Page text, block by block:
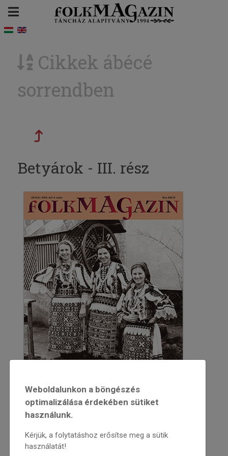
Cikkek ábécé
sorrendben
Betyárok - III. rész
2016
2016/4
Weboldalunkon a böngészés
optimalizálása érdekében sütiket
használunk.
Kérjük, a folytatáshoz erősítse meg a sütik
használatát!